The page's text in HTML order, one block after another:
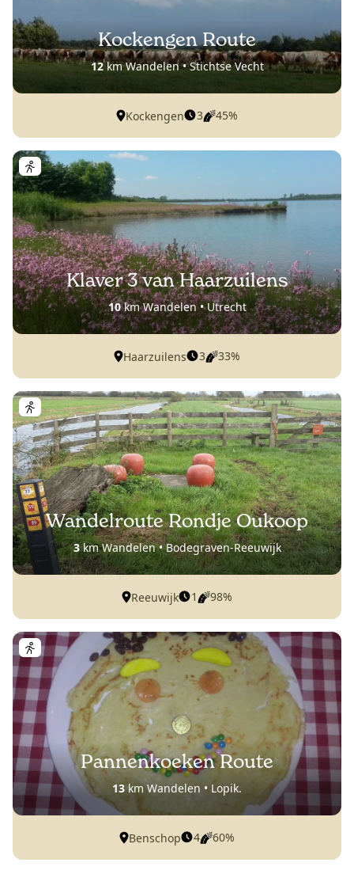
Kockengen Route
12km Wandelen • Stichtse Vecht
Kockengen 3 45%
Klaver 3 van Haarzuilens
10km Wandelen • Utrecht
Haarzuilens 3 33%
Wandelroute Rondje Oukoop
3km Wandelen • Bodegraven-Reeuwijk
Reeuwijk 1 98%
Pannenkoeken Route
13km Wandelen • Lopik.
Benschop 4 60%